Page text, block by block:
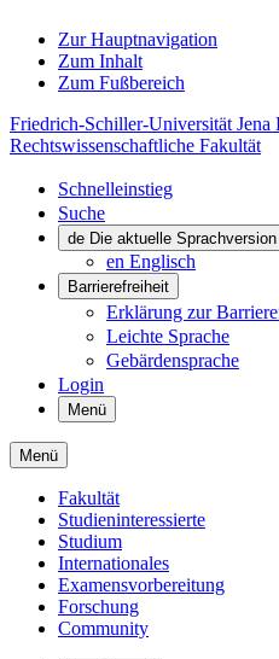
Zur Hauptnavigation
Zum Inhalt
Zum Fußbereich
Friedrich-Schiller-Universität
Rechtswissenschaftliche Fakultät
Schnelleinstieg
Suche
de Die aktuelle
en Englisch
Barrierefreiheit
Erklärung zur
Leichte Sprache
Gebärdensprache
Login
Menü
Menü
Fakultät
Studieninteressierte
Studium
Internationales
Examensvorbereitung
Forschung
Community